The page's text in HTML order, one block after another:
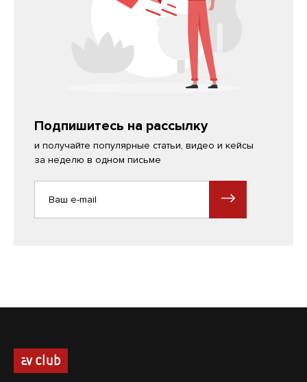
Подпишитесь на рассылку
и получайте популярные статьи, видео и кейсы
за неделю в одном письме